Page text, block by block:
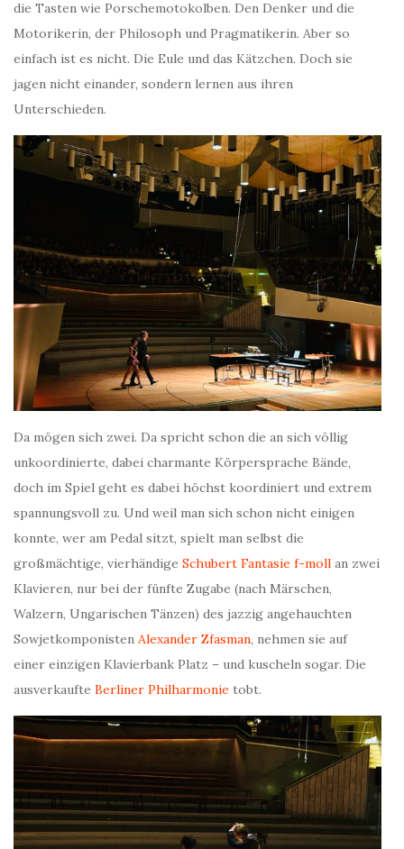
die Tasten wie Porschemotokolben. Den Denker und die
Motorikerin, der Philosoph und Pragmatikerin. Aber so
einfach ist es nicht. Die Eule und das Kätzchen. Doch sie
jagen nicht einander, sondern lernen aus ihren
Unterschieden.
Da mögen sich zwei. Da spricht schon die an sich völlig
unkoordinierte, dabei charmante Körpersprache Bände,
doch im Spiel geht es dabei höchst koordiniert und extrem
spannungsvoll zu. Und weil man sich schon nicht einigen
konnte, wer am Pedal sitzt, spielt man selbst die
großmächtige, vierhändige Schubert Fantasie f-moll an zwei
Klavieren, nur bei der fünfte Zugabe (nach Märschen,
Walzern, Ungarischen Tänzen) des jazzig angehauchten
Sowjetkomponisten Alexander Zfasman, nehmen sie auf
einer einzigen Klavierbank Platz – und kuscheln sogar. Die
ausverkaufte Berliner Philharmonie tobt.